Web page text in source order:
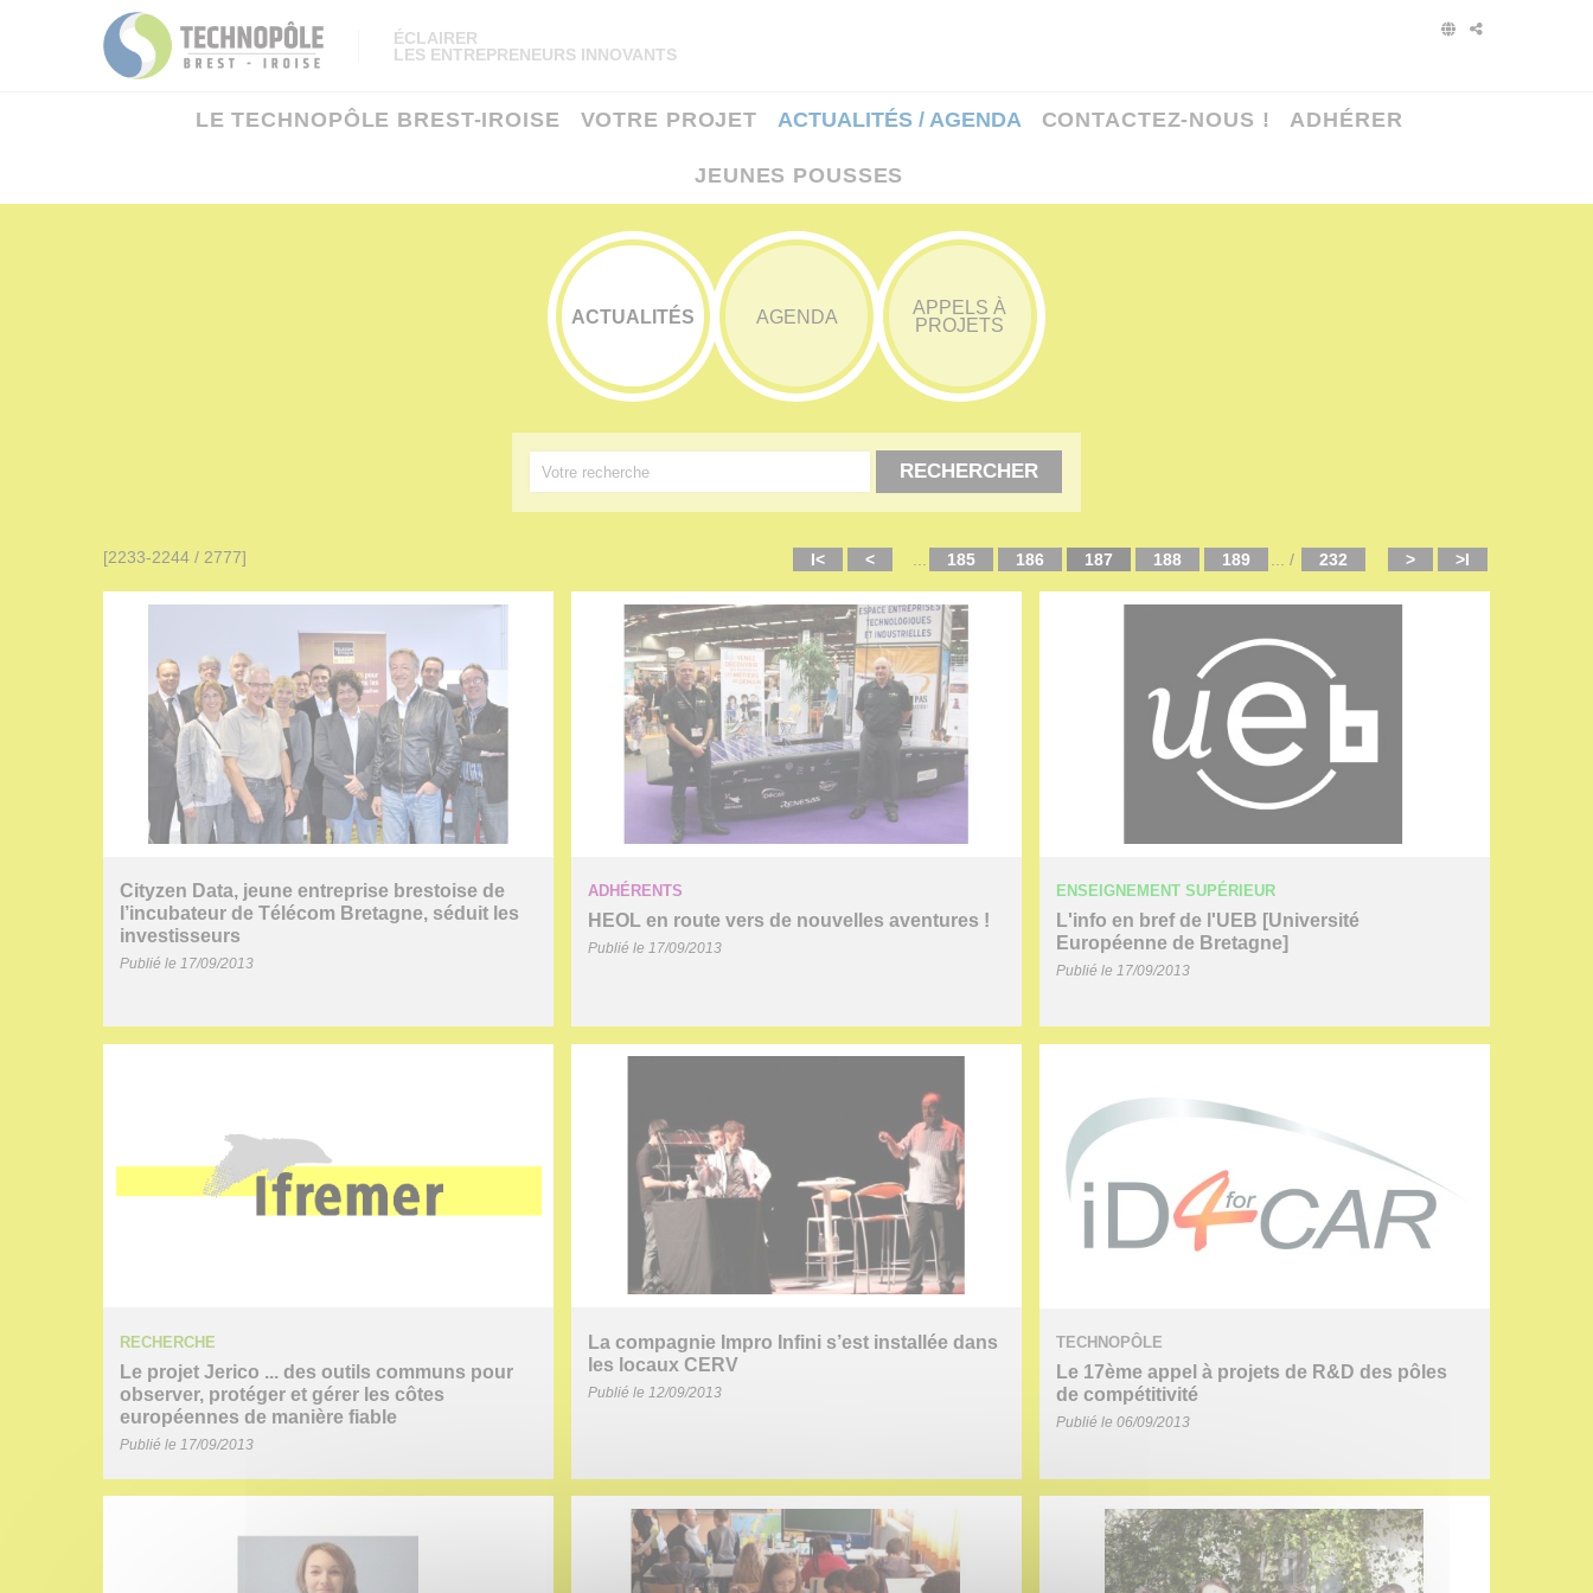
ÉCLAIRER
LES ENTREPRENEURS INNOVANTS
LE TECHNOPÔLE BREST-IROISE VOTRE PROJET ACTUALITÉS / AGENDA CONTACTEZ-NOUS ! ADHÉRER
JEUNES POUSSES
ACTUALITÉS AGENDA
APPELS À
PROJETS
RECHERCHER
I< < 185 186 187 188 189 / 232 > >I
[2233-2244 / 2777]
Cityzen Data, jeune entreprise brestoise de
l’incubateur de Télécom Bretagne, séduit les
investisseurs
Publié le 17/09/2013
ADHÉRENTS
HEOL en route vers de nouvelles aventures !
Publié le 17/09/2013
ENSEIGNEMENT SUPÉRIEUR
L'info en bref de l'UEB [Université
Européenne de Bretagne]
Publié le 17/09/2013
RECHERCHE
Le projet Jerico ... des outils communs pour
observer, protéger et gérer les côtes
européennes de manière fiable
Publié le 17/09/2013
La compagnie Impro Infini s’est installée dans
les locaux CERV
Publié le 12/09/2013
TECHNOPÔLE
Le 17ème appel à projets de R&D des pôles
de compétitivité
Publié le 06/09/2013
Panneau de gestion des cookies